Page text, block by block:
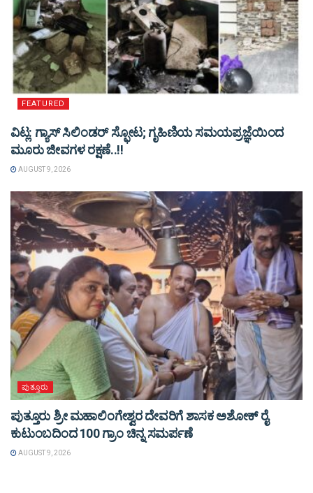
FEATURED
ವಿಟ್ಲ: ಗ್ಯಾಸ್ ಸಿಲಿಂಡರ್ ಸ್ಫೋಟ; ಗೃಹಿಣಿಯ ಸಮಯಪ್ರಜ್ಞೆಯಿಂದ
ಮೂರು ಜೀವಗಳ ರಕ್ಷಣೆ..!!
AUGUST 9, 2026
ಪುತ್ತೂರು
ಪುತ್ತೂರು ಶ್ರೀ ಮಹಾಲಿಂಗೇಶ್ವರ ದೇವರಿಗೆ ಶಾಸಕ ಅಶೋಕ್ ರೈ
ಕುಟುಂಬದಿಂದ 100 ಗ್ರಾಂ ಚಿನ್ನ ಸಮರ್ಪಣೆ
AUGUST 9, 2026